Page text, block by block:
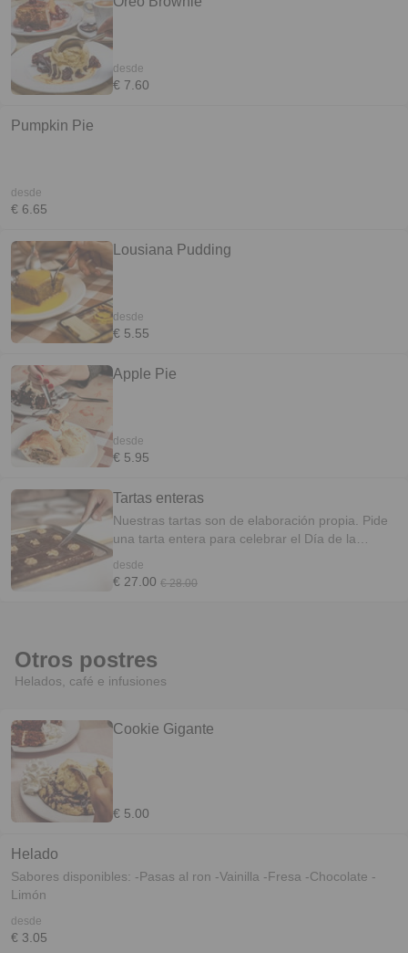
desde
€ 7.60
Pumpkin Pie
desde
€ 6.65
Lousiana Pudding
desde
€ 5.55
Apple Pie
desde
€ 5.95
Tartas enteras
Nuestras tartas son de elaboración propia. Pide
una tarta entera para celebrar el Día de la
Encárgala con un mínimo de 24h de antelación a
desde
€ 27.00 € 28.00
Otros postres
Helados, café e infusiones
Cookie Gigante
€ 5.00
Helado
Sabores disponibles: -Pasas al ron -Vainilla -Fresa -Chocolate -
Limón
desde
€ 3.05